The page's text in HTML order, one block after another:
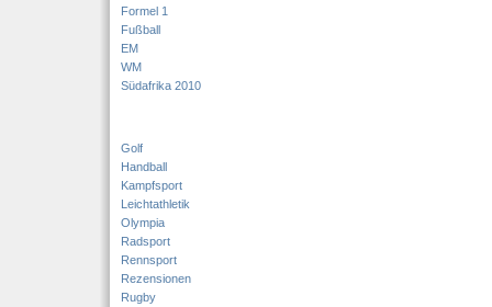
Formel 1
Fußball
EM
WM
Südafrika 2010
Golf
Handball
Kampfsport
Leichtathletik
Olympia
Radsport
Rennsport
Rezensionen
Rugby